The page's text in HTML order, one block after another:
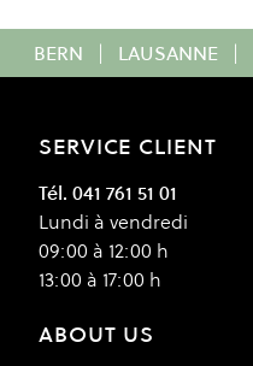
BERN | LAUSANNE |
SERVICE CLIENT
Tél. 041 761 51 01
Lundi à vendredi
09:00 à 12:00 h
13:00 à 17:00 h
ABOUT US